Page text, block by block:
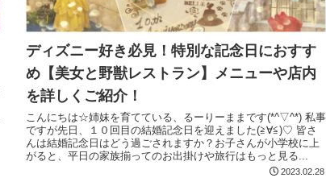
ディズニー好き必見！特別な記念日におすす
め【美女と野獣レストラン】メニューや店内
を詳しくご紹介！
こんにちは☆姉妹を育てている、るーりーままです(*^▽^*) 私事
ですが先日、１０回目の結婚記念日を迎えました(≧∀≦)♡ 皆さ
んは結婚記念日はどう過ごされますか？お子さんが小学校に上
がると、平日の家族揃ってのお出掛けや旅行はもっと見る...
2023.02.28